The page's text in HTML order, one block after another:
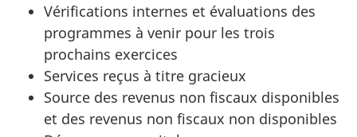
Vérifications internes et évaluations des
programmes à venir pour les trois
prochains exercices
Services reçus à titre gracieux
Source des revenus non fiscaux disponibles
et des revenus non fiscaux non disponibles